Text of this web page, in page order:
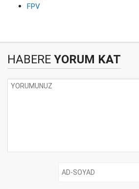
FPV
HABERE YORUM KAT